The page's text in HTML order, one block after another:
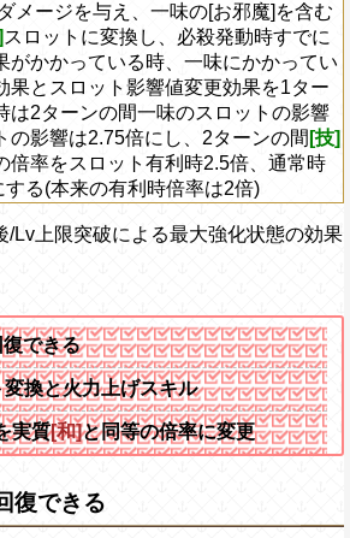
ダメージを与え、一味の[お邪魔]を含む
スロットに変換し、必殺発動時すでに
がかかっている時、一味にかかってい
果とスロット影響値変更効果を1ター
は2ターンの間一味のスロットの影響
の影響は2.75倍にし、2ターンの間 [技]
倍率をスロット有利時2.5倍、通常時
る(本来の有利時倍率は2倍)
/Lv上限突破による最大強化状態の効果
できる
換と火力上げスキル
実質[和]と同等の倍率に変更
復できる